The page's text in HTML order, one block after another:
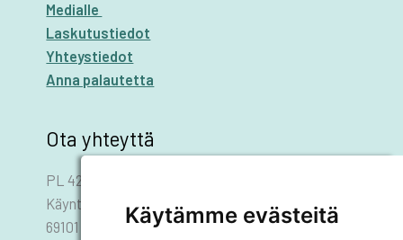
Käytämme evästeitä
Medialle
Laskutustiedot
Yhteystiedot
Anna palautetta
Ota yhteyttä
PL 42
Käyntiosoite: Asematie 1
69101 KANNUS